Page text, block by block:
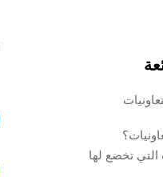
تخضع لها